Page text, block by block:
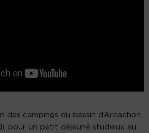
des campings du bassin d’Arcachon
pour un petit déjeuné studieux au